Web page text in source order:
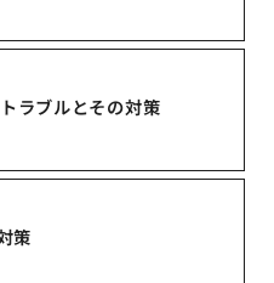
ラブルとその対策
策